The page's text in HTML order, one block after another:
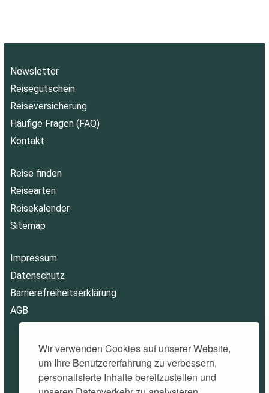
Wir verwenden Cookies auf unserer Website,
um Ihre Benutzererfahrung zu verbessern,
personalisierte Inhalte bereitzustellen und
Newsletter
Reisegutschein
Reiseversicherung
Häufige Fragen (FAQ)
Kontakt
Reise finden
Reisearten
Reisekalender
Sitemap
Impressum
Datenschutz
Barrierefreiheitserklärung
AGB